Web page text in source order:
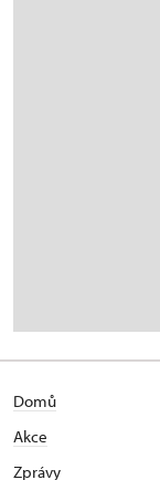
Domů
Akce
Zprávy